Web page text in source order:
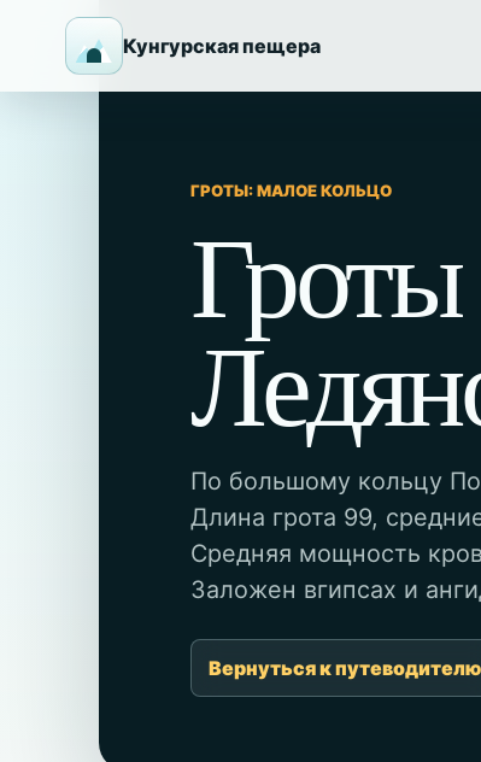
Кунгурская пещера
ГРОТЫ: МАЛОЕ КОЛЬЦО
По большому кольцу
Длина грота 99,
Средняя мощность
Заложен вгипсах и
Вернуться к путеводителю